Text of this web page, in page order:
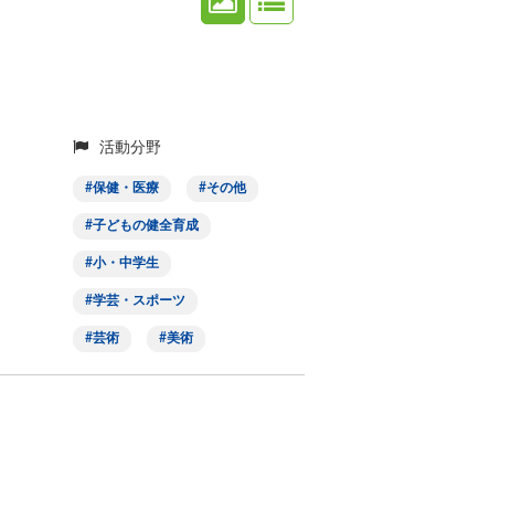
活動分野
保健・医療 その他
子どもの健全育成
小・中学生
学芸・スポーツ
芸術 美術